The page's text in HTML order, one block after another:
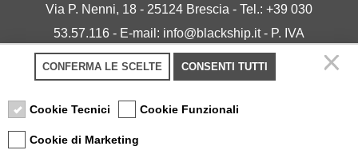
Via P. Nenni, 18 - 25124 Brescia - Tel.: +39 030
53.57.116 - E-mail: info@blackship.it - P. IVA
03492980986
Privacy policy-Cookie policy
CONFERMA LE SCELTE CONSENTI TUTTI
Cookie Tecnici Cookie Funzionali
Cookie di Marketing